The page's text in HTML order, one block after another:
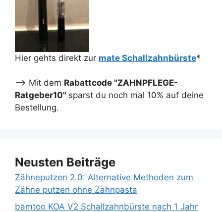
Hier gehts direkt zur mate Schallzahnbürste*
--> Mit dem Rabattcode "ZAHNPFLEGE-
Ratgeber10" sparst du noch mal 10% auf deine
Bestellung.
Neusten Beiträge
Zähneputzen 2.0: Alternative Methoden zum
Zähne putzen ohne Zahnpasta
bamtoo KOA V2 Schallzahnbürste nach 1 Jahr